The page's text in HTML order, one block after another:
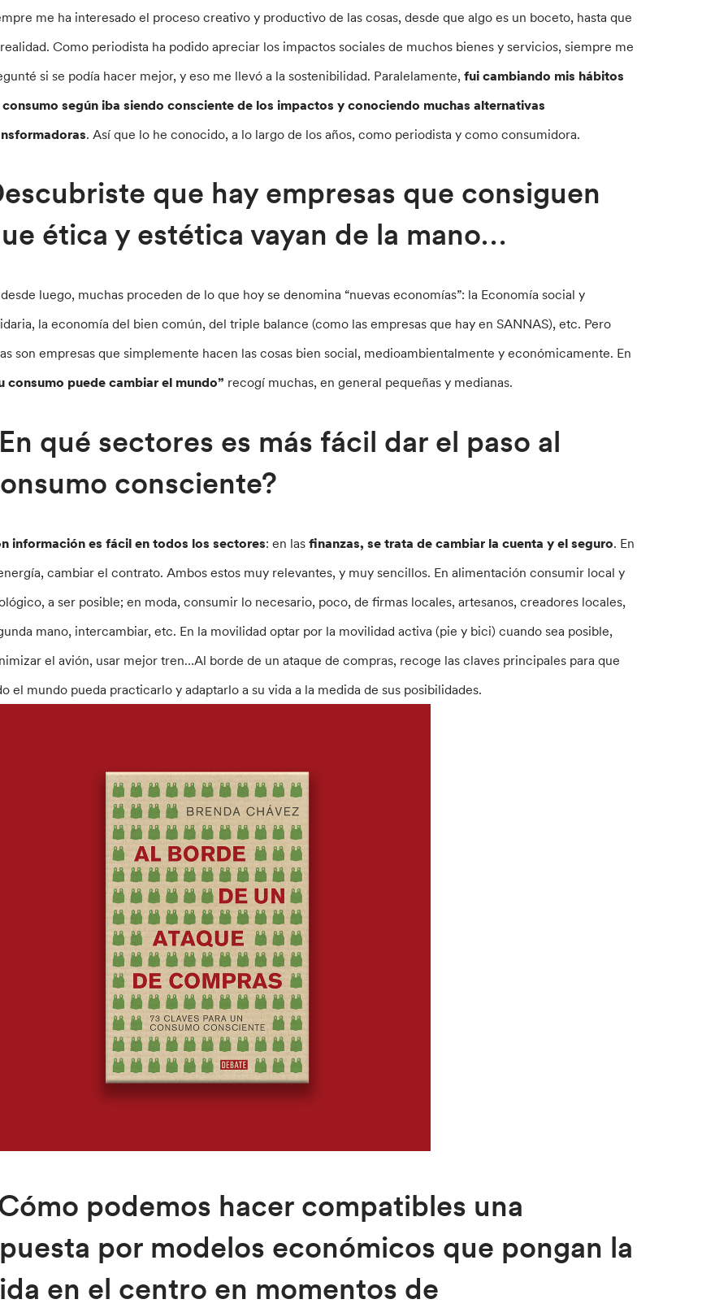
me ha interesado el proceso creativo y productivo de las cosas, desde que algo es un boceto, hasta que
Como periodista ha podido apreciar los impactos sociales de muchos bienes y servicios, siempre me
si se podía hacer mejor, y eso me llevó a la sostenibilidad. Paralelamente,fui cambiando mis hábitos
según iba siendo consciente de los impactos y conociendo muchas alternativas
. Así que lo he conocido, a lo largo de los años, como periodista y como consumidora.
que hay empresas que consiguen
ética y estética vayan de la mano…
luego, muchas proceden de lo que hoy se denomina “nuevas economías”: la Economía social y
la economía del bien común, del triple balance (como las empresas que hay en SANNAS), etc. Pero
son empresas que simplemente hacen las cosas bien social, medioambientalmente y económicamente. En
consumo puede cambiar el mundo” recogí muchas, en general pequeñas y medianas.
qué sectores es más fácil dar el paso al
consciente?
información es fácil en todos los sectores: en lasfinanzas, se trata de cambiar la cuenta y el seguro. En
cambiar el contrato. Ambos estos muy relevantes, y muy sencillos. En alimentación consumir local y
a ser posible; en moda, consumir lo necesario, poco, de firmas locales, artesanos, creadores locales,
mano, intercambiar, etc. En la movilidad optar por la movilidad activa (pie y bici) cuando sea posible,
el avión, usar mejor tren…Al borde de un ataque de compras, recoge las claves principales para que
el mundo pueda practicarlo y adaptarlo a su vida a la medida de sus posibilidades.
podemos hacer compatibles una
por modelos económicos que pongan la
en el centro en momentos de